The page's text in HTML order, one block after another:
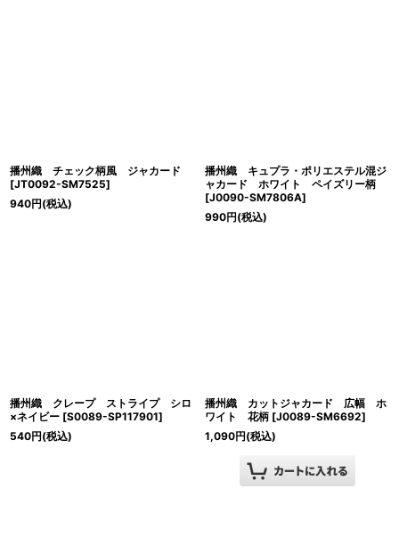
播州織 チェック柄風 ジャカード
[JT0092-SM7525]
940円(税込)
播州織 キュプラ・ポリエステル混ジ
ャカード ホワイト ペイズリー柄
[J0090-SM7806A]
990円(税込)
播州織 クレープ ストライプ シロ
×ネイビー [S0089-SP117901]
540円(税込)
播州織 カットジャカード 広幅 ホ
ワイト 花柄 [J0089-SM6692]
1,090円(税込)